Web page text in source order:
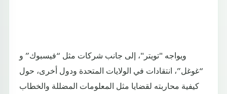
ويواجه "تويتر"، إلى جانب شركات مثل “فيسبوك” و
“غوغل”، انتقادات في الولايات المتحدة ودول أخرى، حول
كيفية محاربته لقضايا مثل المعلومات المضللة والخطاب